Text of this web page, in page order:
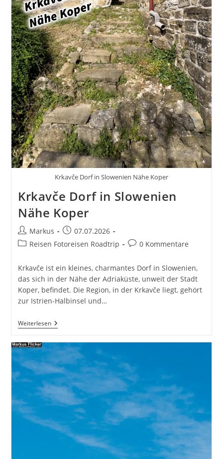
Krkavče Dorf in Slowenien Nähe Koper
Krkavče Dorf in Slowenien
Nähe Koper
Beitrags-
Autor:
Markus
Beitrag
veröffentlicht:
07.07.2026
Beitrags-
Reisen Fotoreisen Roadtrip
Beitrags-
0 Kommentare
Krkavče ist ein kleines, charmantes Dorf in Slowenien,
das sich in der Nähe der Adriaküste, unweit der Stadt
Koper, befindet. Die Region, in der Krkavče liegt, gehört
zur Istrien-Halbinsel und…
WeiterlesenKrkavče
Dorf
Slowenien
Nähe
Koper